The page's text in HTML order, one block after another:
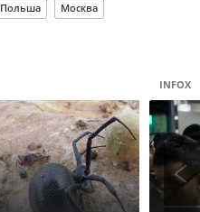
Польша Москва
INFOX